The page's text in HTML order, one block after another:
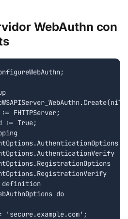
WebAuthn con
FHTTPServer;
:= True;
do
'secure.example.com';